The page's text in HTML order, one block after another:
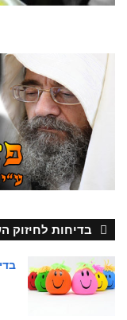
בדיחות לחיזוק